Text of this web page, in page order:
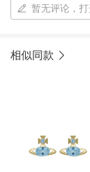
暂无评论，
相似同款